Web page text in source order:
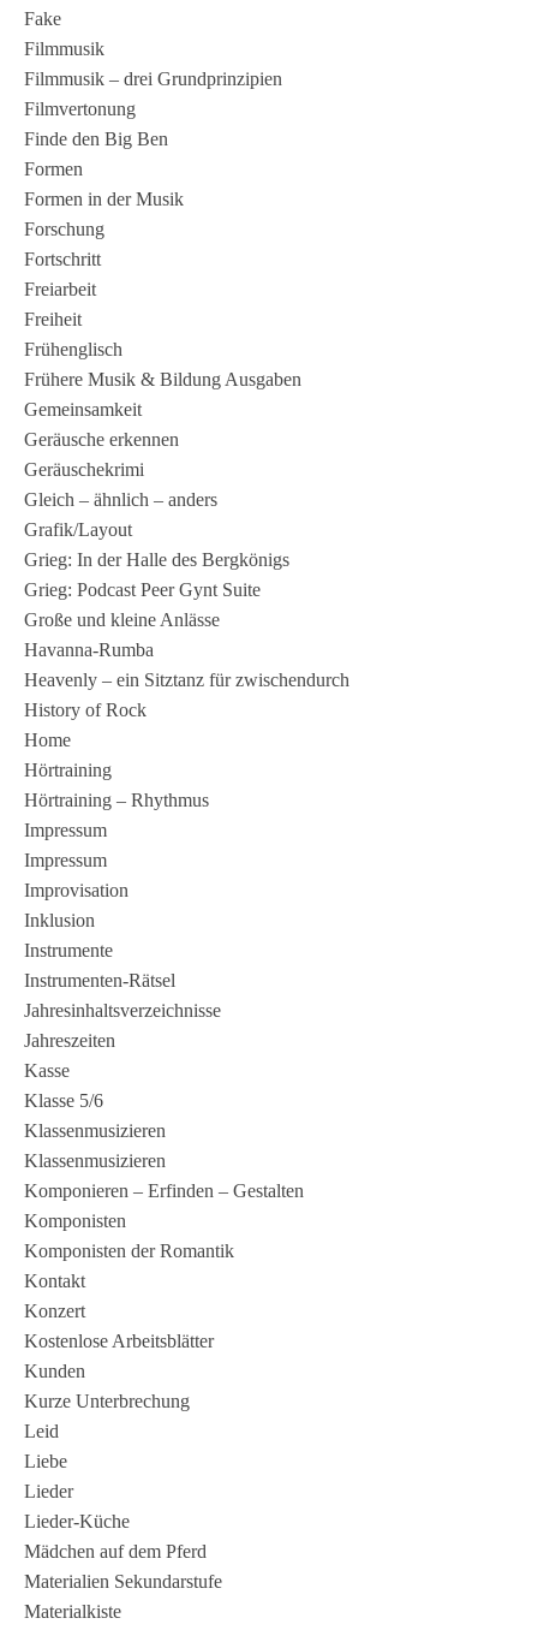
Fake
Filmmusik
Filmmusik – drei Grundprinzipien
Filmvertonung
Finde den Big Ben
Formen
Formen in der Musik
Forschung
Fortschritt
Freiarbeit
Freiheit
Frühenglisch
Frühere Musik & Bildung Ausgaben
Gemeinsamkeit
Geräusche erkennen
Geräuschekrimi
Gleich – ähnlich – anders
Grafik/Layout
Grieg: In der Halle des Bergkönigs
Grieg: Podcast Peer Gynt Suite
Große und kleine Anlässe
Havanna-Rumba
Heavenly – ein Sitztanz für zwischendurch
History of Rock
Home
Hörtraining
Hörtraining – Rhythmus
Impressum
Impressum
Improvisation
Inklusion
Instrumente
Instrumenten-Rätsel
Jahresinhaltsverzeichnisse
Jahreszeiten
Kasse
Klasse 5/6
Klassenmusizieren
Klassenmusizieren
Komponieren – Erfinden – Gestalten
Komponisten
Komponisten der Romantik
Kontakt
Konzert
Kostenlose Arbeitsblätter
Kunden
Kurze Unterbrechung
Leid
Liebe
Lieder
Lieder-Küche
Mädchen auf dem Pferd
Materialien Sekundarstufe
Materialkiste